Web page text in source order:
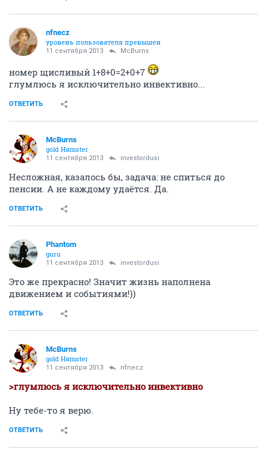
nfnecz
уровень пользователя превышен
11 сентября 2013 McBurns
номер щисливый 1+8+0=2+0+7
глумлюсь я исключительно инвективно...
ОТВЕТИТЬ
McBurns
gold Няmster
11 сентября 2013 investordusi
Несложная, казалось бы, задача: не спиться до
пенсии. А не каждому удаётся. Да.
ОТВЕТИТЬ
Phantom
guru
11 сентября 2013 investordusi
Это же прекрасно! Значит жизнь наполнена
движением и событиями!))
ОТВЕТИТЬ
McBurns
gold Няmster
11 сентября 2013 nfnecz
>глумлюсь я исключительно инвективно
Ну тебе-то я верю.
ОТВЕТИТЬ